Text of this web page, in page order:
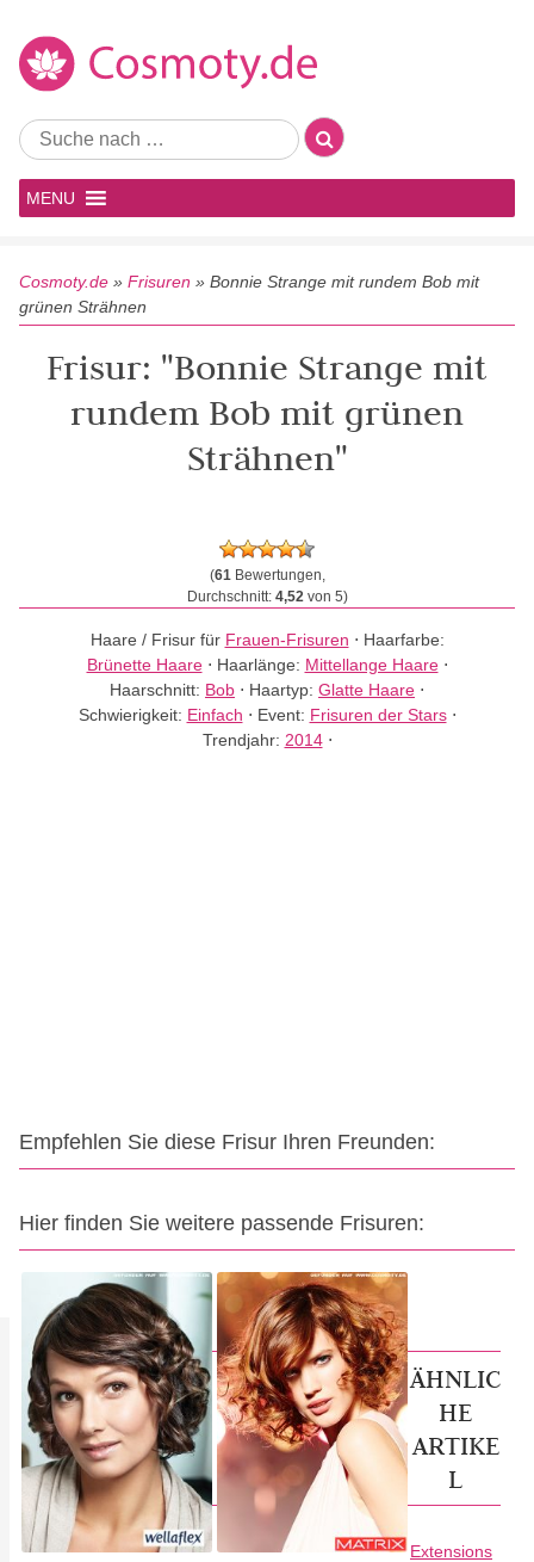
MENU
Cosmoty.de » Frisuren » Bonnie Strange mit rundem Bob mit
grünen Strähnen
Frisur: "Bonnie Strange mit
rundem Bob mit grünen
Strähnen"
(61Bewertungen,
Durchschnitt: 4,52von 5)
Haare / Frisur für Frauen-Frisuren ⋅ Haarfarbe:
Brünette Haare⋅ Haarlänge: Mittellange Haare⋅
Haarschnitt: Bob ⋅ Haartyp: Glatte Haare ⋅
Schwierigkeit: Einfach ⋅ Event: Frisuren der Stars⋅
Trendjahr: 2014⋅
Empfehlen Sie diese Frisur Ihren Freunden:
Hier finden Sie weitere passende Frisuren:
ÄHNLIC
HE
ARTIKE
L
Extensions